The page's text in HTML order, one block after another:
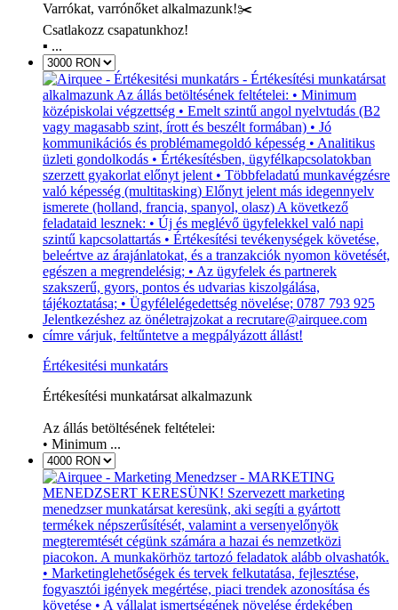
Varrókat, varrónőket alkalmazunk!✂️
Csatlakozz csapatunkhoz!
▪️ ...
Értékesitési munkatárs
Értékesítési munkatársat alkalmazunk
Az állás betöltésének feltételei:
• Minimum ...